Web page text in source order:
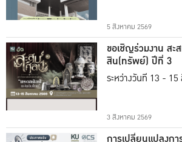
5 สิงหาคม 2569
ขอเชิญร่วมงาน สะ
สิน(ทรัพย์) ปีที่ 3
ระหว่างวันที่ 13 -
3 สิงหาคม 2569